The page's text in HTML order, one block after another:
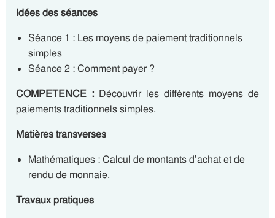
Idées des séances
Séance 1 : Les moyens de paiement traditionnels
simples
Séance 2 : Comment payer ?
COMPETENCE : Découvrir les différents moyens de
paiements traditionnels simples.
Matières transverses
Mathématiques : Calcul de montants d’achat et de
rendu de monnaie.
Travaux pratiques